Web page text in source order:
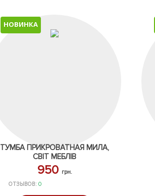
НОВИНКА
ТУМБА ПРИКРОВАТНАЯ МИЛА,
СВІТ МЕБЛІВ
950 грн.
ОТЗЫВОВ: 0